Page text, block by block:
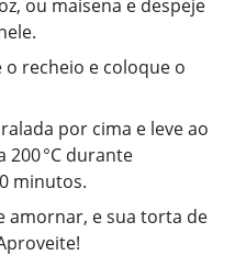
ou maisena e despeje
o recheio e coloque o
por cima e leve ao
°C durante
minutos.
amornar, e sua torta de